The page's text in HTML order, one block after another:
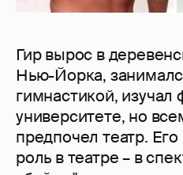
Гир вырос в
Нью-Йорка,
гимнастикой,
университете, но
предпочел театр.
роль в театре – в